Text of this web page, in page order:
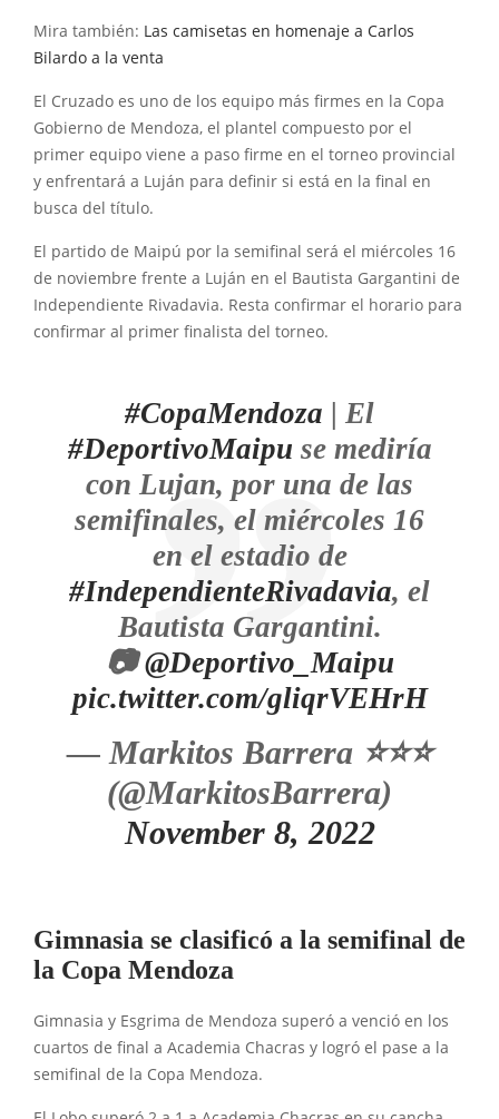
Mira también: Las camisetas en homenaje a Carlos
Bilardo a la venta
El Cruzado es uno de los equipo más firmes en la Copa
Gobierno de Mendoza, el plantel compuesto por el
primer equipo viene a paso firme en el torneo provincial
y enfrentará a Luján para definir si está en la final en
busca del título.
El partido de Maipú por la semifinal será el miércoles 16
de noviembre frente a Luján en el Bautista Gargantini de
Independiente Rivadavia. Resta confirmar el horario para
confirmar al primer finalista del torneo.
#CopaMendoza | El
#DeportivoMaipu se mediría
con Lujan, por una de las
semifinales, el miércoles 16
en el estadio de
#IndependienteRivadavia, el
Bautista Gargantini.
📷@Deportivo_Maipu
pic.twitter.com/gliqrVEHrH
— Markitos Barrera ⭐️⭐️⭐️
(@MarkitosBarrera)
November 8, 2022
Gimnasia se clasificó a la semifinal de
la Copa Mendoza
Gimnasia y Esgrima de Mendoza superó a venció en los
cuartos de final a Academia Chacras y logró el pase a la
semifinal de la Copa Mendoza.